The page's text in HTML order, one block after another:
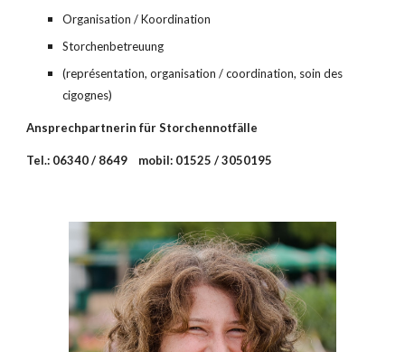
Organisation / Koordination
Storchenbetreuung
(représentation, organisation / coordination, soin des
cigognes)
Ansprechpartnerin für Storchennotfälle
Tel.: 06340 / 8649    mobil: 01525 / 3050195